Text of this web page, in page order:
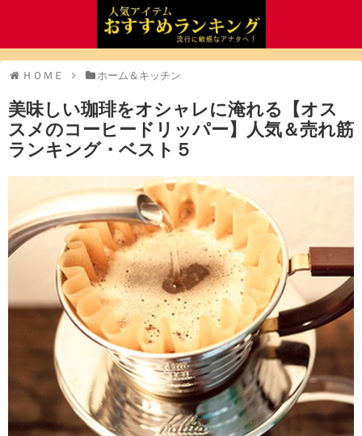
ＨＯＭＥ ホーム＆キッチン
美味しい珈琲をオシャレに淹れる【オス
スメのコーヒードリッパー】人気＆売れ筋
ランキング・ベスト５